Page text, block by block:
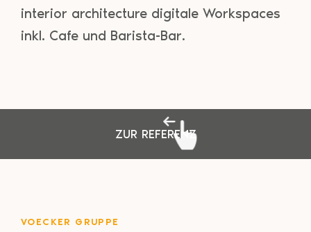
interior architecture digitale Workspaces
inkl. Cafe und Barista-Bar.
ZUR REFERENZ
VOECKER GRUPPE